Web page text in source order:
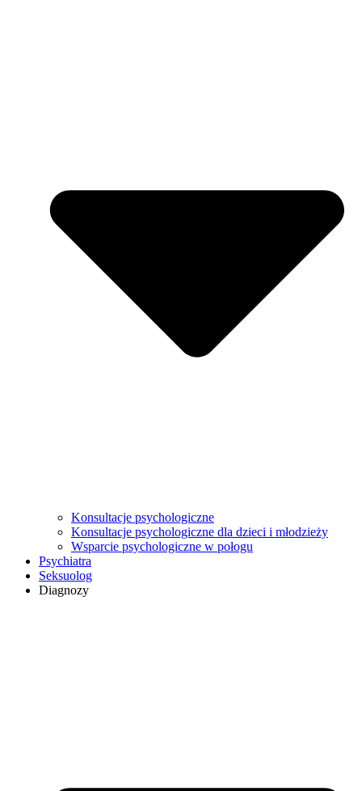
Konsultacje psychologiczne
Konsultacje psychologiczne dla dzieci i młodzieży
Wsparcie psychologiczne w połogu
Psychiatra
Seksuolog
Diagnozy